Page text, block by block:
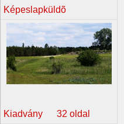
Képeslapküldõ
Kiadvány 32 oldal